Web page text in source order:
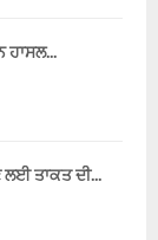
ਹਾਸਲ...
ਤਾਕਤ ਦੀ...